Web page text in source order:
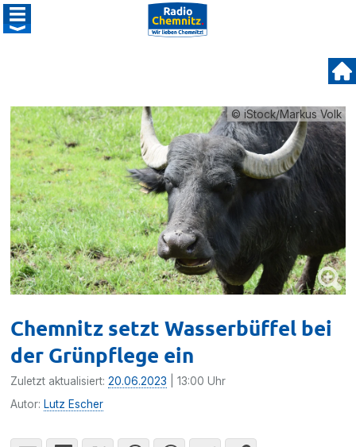
© iStock/Markus Volk
Chemnitz setzt Wasserbüffel bei
der Grünpflege ein
Zuletzt aktualisiert:20.06.2023 | 13:00 Uhr
Autor: Lutz Escher